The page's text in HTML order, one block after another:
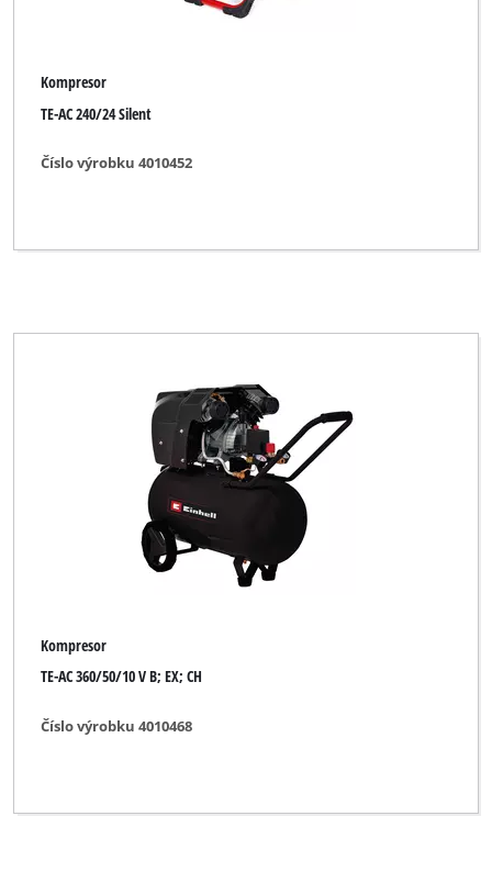
Kompresor
TE-AC 240/24 Silent
Číslo výrobku 4010452
Kompresor
TE-AC 360/50/10 V B; EX; CH
Číslo výrobku 4010468